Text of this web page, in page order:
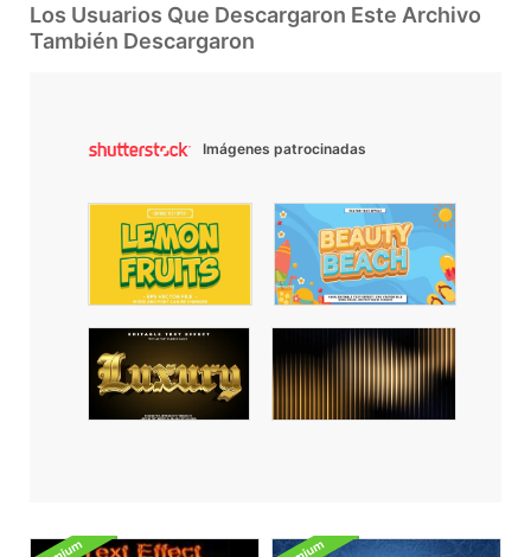
Los Usuarios Que Descargaron Este Archivo
También Descargaron
Imágenes patrocinadas